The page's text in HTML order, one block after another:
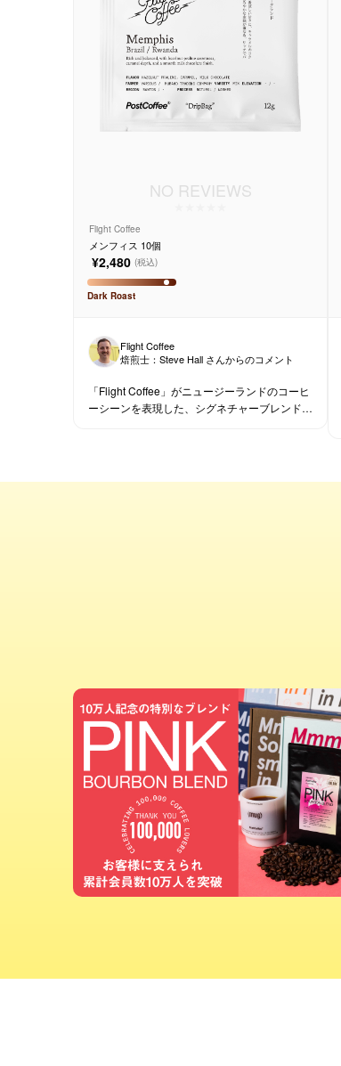
NO REVIEWS
Flight Coffee
メンフィス 10個
¥2,480 (税込)
Dark Roast
Flight Coffee
焙煎士： Steve Hall さんからのコメント
「Flight Coffee」がニュージーランドのコーヒ
ーシーンを表現した、シグネチャーブレンドで